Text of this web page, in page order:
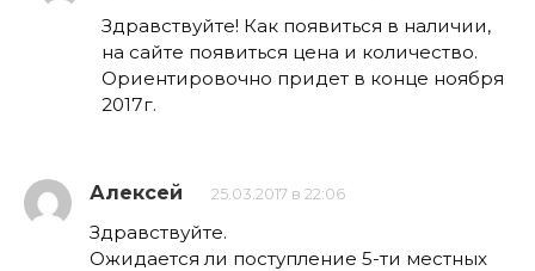
Здравствуйте! Как появиться в наличии,
на сайте появиться цена и количество.
Ориентировочно придет в конце ноября
2017г.
Алексей 25.03.2017 в 22:06
Здравствуйте.
Ожидается ли поступление 5-ти местных